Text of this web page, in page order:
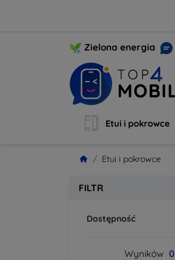
Zielona energia
Etui i pokrowce
Etui i pokrowce
FILTR
Dostępność
Wyników 0